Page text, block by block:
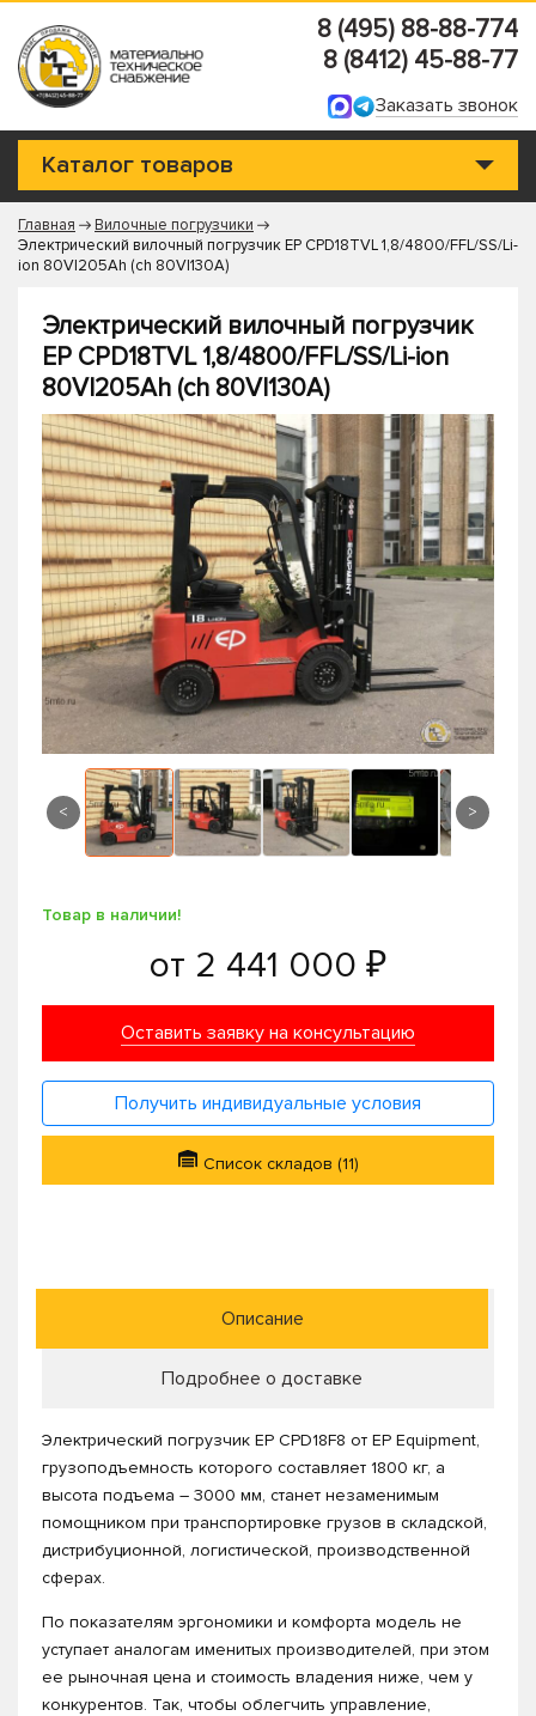
8 (495) 88-88-774
8 (8412) 45-88-77
Заказать звонок
Каталог товаров
Главная
Вилочные погрузчики
Электрический вилочный погрузчик EP CPD18TVL 1,8/4800/FFL/SS/Li-
ion 80V|205Ah (ch 80V|130A)
Электрический вилочный погрузчик
EP CPD18TVL 1,8/4800/FFL/SS/Li-ion
80V|205Ah (ch 80V|130A)
< >
Товар в наличии!
от 2 441 000 ₽
Оставить заявку на консультацию
Получить индивидуальные условия
Список складов (11)
Описание
Подробнее о доставке
Электрический погрузчик EP СPD18F8 от EP Equipment,
грузоподъемность которого составляет 1800 кг, а
высота подъема – 3000 мм, станет незаменимым
помощником при транспортировке грузов в складской,
дистрибуционной, логистической, производственной
сферах.
По показателям эргономики и комфорта модель не
уступает аналогам именитых производителей, при этом
ее рыночная цена и стоимость владения ниже, чем у
конкурентов. Так, чтобы облегчить управление,